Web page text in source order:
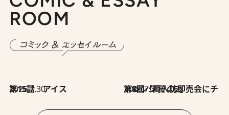
ROOM
2026.7.30
第15話 アイス 2026.7.30
第8回「同人誌即売会にチャレンジ その2」